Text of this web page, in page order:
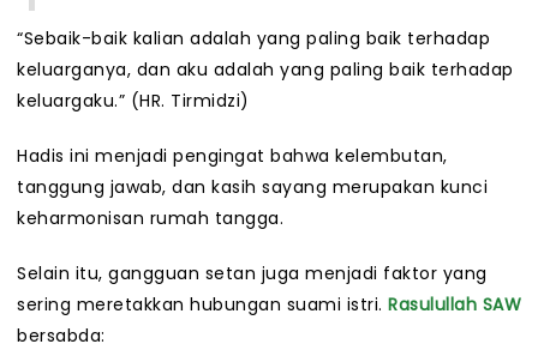
“Sebaik-baik kalian adalah yang paling baik terhadap
keluarganya, dan aku adalah yang paling baik terhadap
keluargaku.” (HR. Tirmidzi)
Hadis ini menjadi pengingat bahwa kelembutan,
tanggung jawab, dan kasih sayang merupakan kunci
keharmonisan rumah tangga.
Selain itu, gangguan setan juga menjadi faktor yang
sering meretakkan hubungan suami istri. Rasulullah SAW
bersabda: